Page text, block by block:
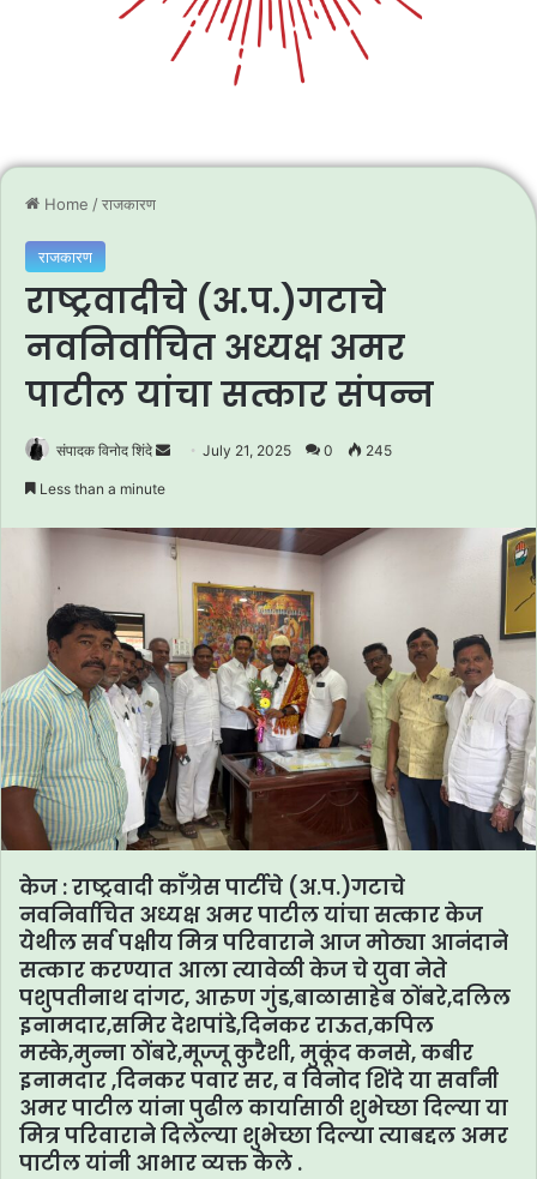
Home /राजकारण
राजकारण
राष्ट्रवादीचे (अ.प.)गटाचे
नवनिर्वाचित अध्यक्ष अमर
पाटील यांचा सत्कार संपन्न
संपादक विनोद शिंदे
SendJuly 21, 2025 0 245
Less than a minute
केज : राष्ट्रवादी काँग्रेस पार्टीचे (अ.प.)गटाचे
नवनिर्वाचित अध्यक्ष अमर पाटील यांचा सत्कार केज
येथील सर्व पक्षीय मित्र परिवाराने आज मोठ्या आनंदाने
सत्कार करण्यात आला त्यावेळी केज चे युवा नेते
पशुपतीनाथ दांगट, आरुण गुंड,बाळासाहेब ठोंबरे,दलिल
इनामदार,समिर देशपांडे,दिनकर राऊत,कपिल
मस्के,मुन्ना ठोंबरे,मूज्जू कुरैशी, मुकूंद कनसे, कबीर
इनामदार ,दिनकर पवार सर, व विनोद शिंदे या सर्वांनी
अमर पाटील यांना पुढील कार्यासाठी शुभेच्छा दिल्या या
मित्र परिवाराने दिलेल्या शुभेच्छा दिल्या त्याबद्दल अमर
पाटील यांनी आभार व्यक्त केले .